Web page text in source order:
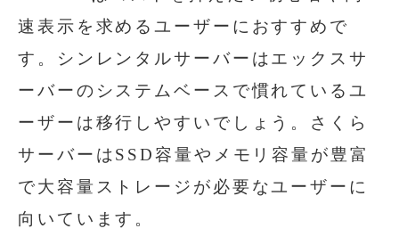
速表示を求めるユーザーにおすすめで
す。シンレンタルサーバーはエックスサ
ーバーのシステムベースで慣れているユ
ーザーは移行しやすいでしょう。さくら
サーバーはSSD容量やメモリ容量が豊富
で大容量ストレージが必要なユーザーに
向いています。